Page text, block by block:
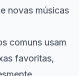
novas músicas
comuns usam
favoritas,